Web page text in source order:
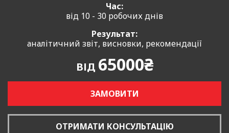
Час:
від 10 - 30 робочих днів
Результат:
аналітичний звіт, висновки, рекомендації
ВІД 65000₴
ЗАМОВИТИ
ОТРИМАТИ КОНСУЛЬТАЦІЮ